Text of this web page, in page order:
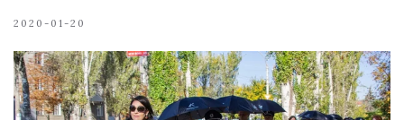
2020-01-20